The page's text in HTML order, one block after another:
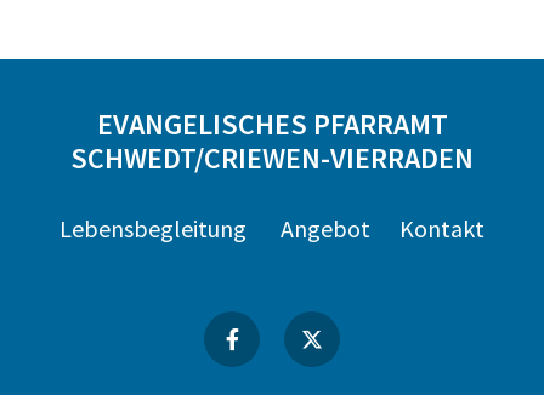
EVANGELISCHES PFARRAMT
SCHWEDT/CRIEWEN-VIERRADEN
Lebensbegleitung Angebot Kontakt